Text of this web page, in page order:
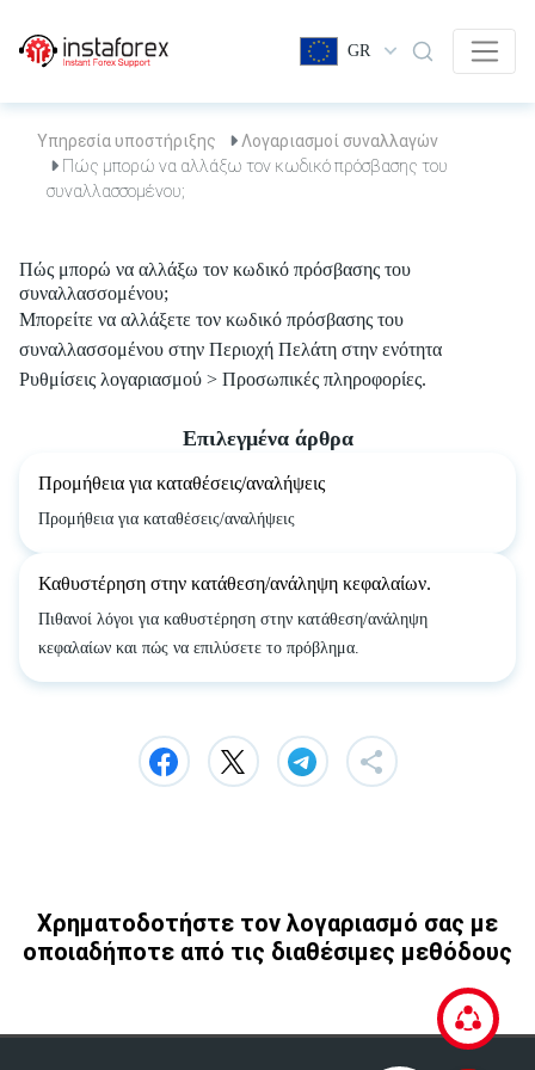
GR
Υπηρεσία υποστήριξης
Λογαριασμοί συναλλαγών
Πώς μπορώ να αλλάξω τον κωδικό πρόσβασης του
συναλλασσομένου;
Πώς μπορώ να αλλάξω τον κωδικό πρόσβασης του
συναλλασσομένου;
Μπορείτε να αλλάξετε τον κωδικό πρόσβασης του
συναλλασσομένου στην Περιοχή Πελάτη στην ενότητα
Ρυθμίσεις λογαριασμού > Προσωπικές πληροφορίες.
Επιλεγμένα άρθρα
Προμήθεια για καταθέσεις/αναλήψεις
Προμήθεια για καταθέσεις/αναλήψεις
Καθυστέρηση στην κατάθεση/ανάληψη κεφαλαίων.
Πιθανοί λόγοι για καθυστέρηση στην κατάθεση/ανάληψη
κεφαλαίων και πώς να επιλύσετε το πρόβλημα.
Χρηματοδοτήστε τον λογαριασμό σας με
οποιαδήποτε από τις διαθέσιμες μεθόδους